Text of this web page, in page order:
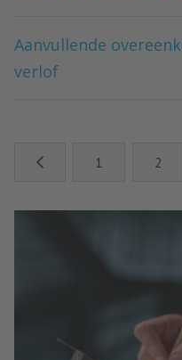
Aanvullende
verlof
1 2